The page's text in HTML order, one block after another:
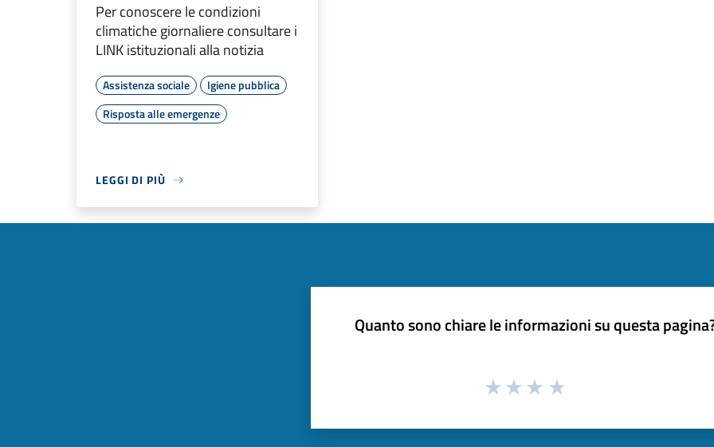
Per conoscere le condizioni
climatiche giornaliere consultare i
LINK istituzionali alla notizia
Assistenza sociale
Igiene pubblica
Risposta alle emergenze
LEGGI DI PIÙ
Quanto sono chiare le informazioni su questa